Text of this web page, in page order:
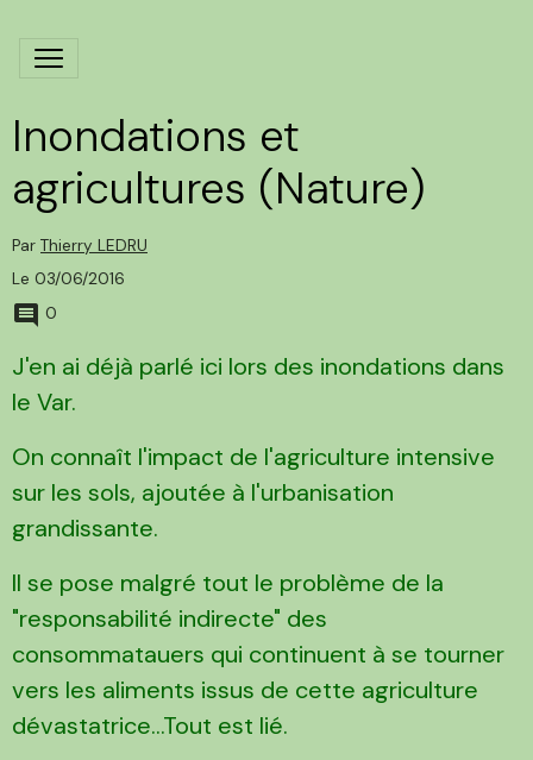
Inondations et
agricultures (Nature)
Par Thierry LEDRU
Le 03/06/2016
0
J'en ai déjà parlé ici lors des inondations dans
le Var.
On connaît l'impact de l'agriculture intensive
sur les sols, ajoutée à l'urbanisation
grandissante.
Il se pose malgré tout le problème de la
"responsabilité indirecte" des
consommatauers qui continuent à se tourner
vers les aliments issus de cette agriculture
dévastatrice...Tout est lié.